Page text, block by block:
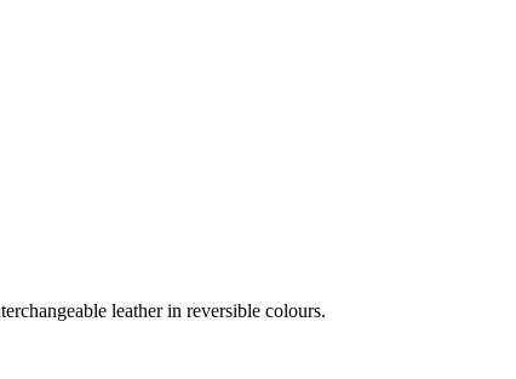
leather in reversible colours.